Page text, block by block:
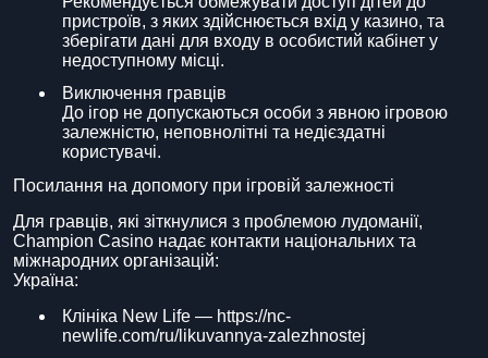
пристроїв, з яких здійснюється вхід у казино, та
зберігати дані для входу в особистий кабінет у
недоступному місці.
Виключення гравців
До ігор не допускаються особи з явною ігровою
залежністю, неповнолітні та недієздатні
користувачі.
Посилання на допомогу при ігровій залежності
Для гравців, які зіткнулися з проблемою лудоманії,
Champion Casino надає контакти національних та
міжнародних організацій:
Україна:
Клініка New Life — https://nc-
newlife.com/ru/likuvannya-zalezhnostej